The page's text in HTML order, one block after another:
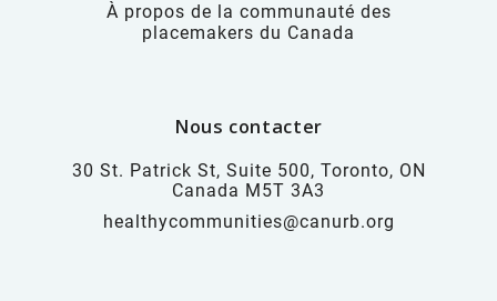
À propos de la communauté des
placemakers du Canada
Nous contacter
30 St. Patrick St, Suite 500, Toronto, ON
Canada M5T 3A3
healthycommunities@canurb.org